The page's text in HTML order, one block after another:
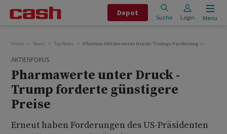
Depot
Suche Login Menu
Home News Top News Pharma-Aktien unter Druck: Trumps Forderung nach
AKTIENFOKUS
Pharmawerte unter Druck -
Trump forderte günstigere
Preise
Erneut haben Forderungen des US-Präsidenten